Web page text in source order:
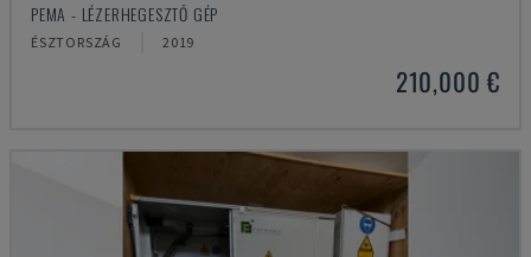
PEMA - LÉZERHEGESZTŐ GÉP
ÉSZTORSZÁG 2019
210,000 €